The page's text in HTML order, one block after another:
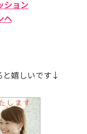
と嬉しいです↓